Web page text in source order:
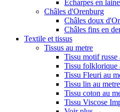
Écharpes en
Châles d'Orenburg
Châles doux
Châles fins en
Textile et tissus
Tissus au metre
Tissu motif russe
Tissu folklorique
Tissu Fleuri au
Tissu lin au metre
Tissu coton au
Tissu Viscose